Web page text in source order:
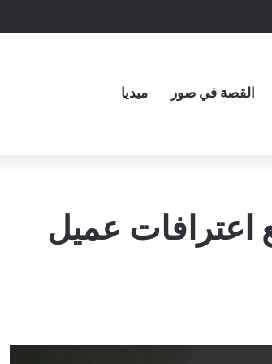
القصة في صور ميديا
اعترافات عميل